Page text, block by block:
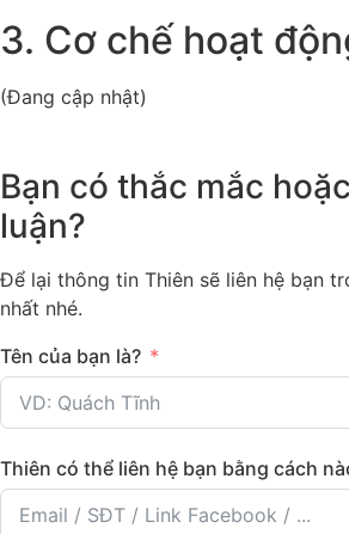
3. Cơ chế hoạt
(Đang cập nhật)
Bạn có thắc mắc
luận?
Để lại thông tin Thiên sẽ liên hệ bạn
nhất nhé.
Tên của bạn là?
Thiên có thể liên hệ bạn bằng cách